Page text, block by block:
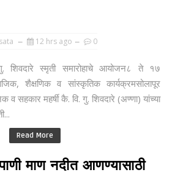
12 hrs ago 0
शिवदारे स्मृती समारोहाचे आयोजन८ ते १७
शैक्षणिक व सांस्कृतिक कार्यक्रमसोलापूर
व सहकार महर्षी कै. वि. गु. शिवदारे (अण्णा) यांच्या
Read More
माण नदीत आणण्यासाठी